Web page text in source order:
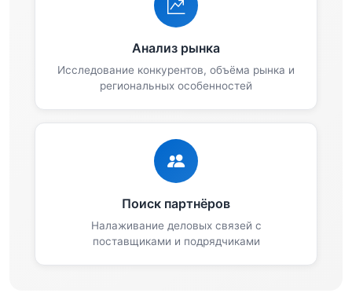
Анализ рынка
Исследование конкурентов, объёма рынка и
региональных особенностей
Поиск партнёров
Налаживание деловых связей с
поставщиками и подрядчиками